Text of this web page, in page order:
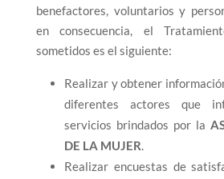
benefactores, voluntarios y
en consecuencia, el
sometidos es el siguiente:
Realizar y obtener
diferentes actores que
servicios brindados por la
DE LA MUJER.
Realizar encuestas de